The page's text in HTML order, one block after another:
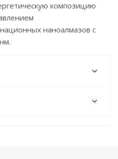
композицию
наноалмазов с